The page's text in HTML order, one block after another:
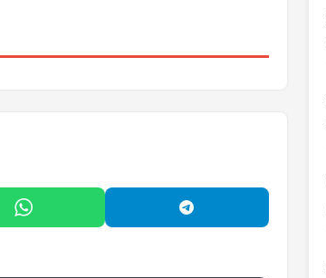
WhatsApp'ta Paylaş Telegram'da Paylaş